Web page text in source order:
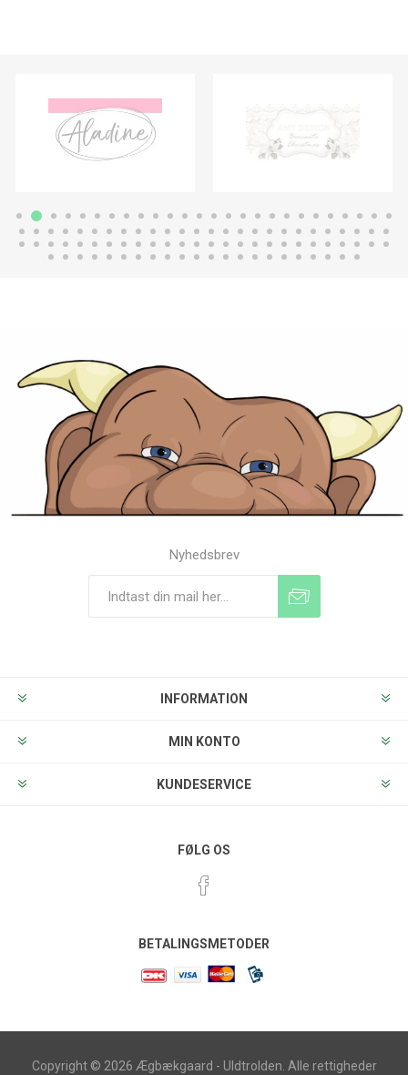
Nyhedsbrev
INFORMATION
MIN KONTO
KUNDESERVICE
FØLG OS
BETALINGSMETODER
Copyright © 2026 Ægbækgaard - Uldtrolden. Alle rettigheder